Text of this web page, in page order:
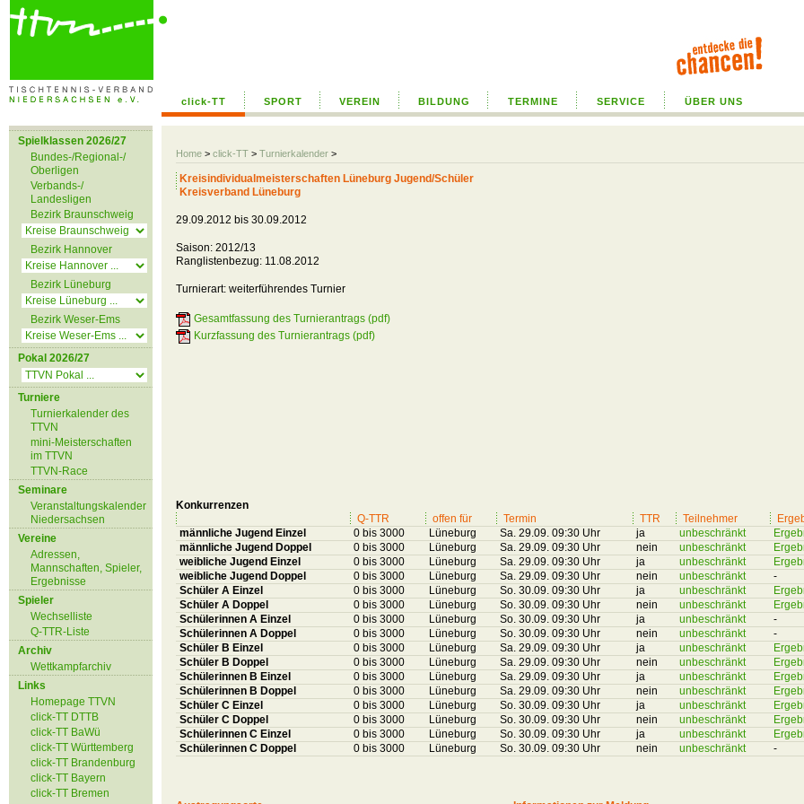
click-TT SPORT VEREIN BILDUNG TERMINE SERVICE ÜBER UNS
Home > click-TT > Turnierkalender >
Spielklassen 2026/27
Bundes-/Regional-/
Oberligen
Verbands-/
Landesligen
Bezirk Braunschweig
Bezirk Hannover
Bezirk Lüneburg
Bezirk Weser-Ems
Pokal 2026/27
Turniere
Turnierkalender des
TTVN
mini-Meisterschaften
im TTVN
TTVN-Race
Seminare
Veranstaltungskalender
Niedersachsen
Vereine
Adressen,
Mannschaften, Spieler,
Ergebnisse
Spieler
Wechselliste
Q-TTR-Liste
Archiv
Wettkampfarchiv
Links
Homepage TTVN
click-TT DTTB
click-TT BaWü
click-TT Württemberg
click-TT Brandenburg
click-TT Bayern
click-TT Bremen
Kreisindividualmeisterschaften Lüneburg Jugend/Schüler
Kreisverband Lüneburg
29.09.2012 bis 30.09.2012
Saison: 2012/13
Ranglistenbezug: 11.08.2012
Turnierart: weiterführendes Turnier
Gesamtfassung des Turnierantrags (pdf)
Kurzfassung des Turnierantrags (pdf)
Konkurrenzen
Q-TTR
offen für Termin TTR Teilnehmer
männliche Jugend Einzel
0 bis 3000 Lüneburg Sa. 29.09. 09:30 Uhr ja unbeschränkt
männliche Jugend Doppel
0 bis 3000 Lüneburg Sa. 29.09. 09:30 Uhr nein unbeschränkt
weibliche Jugend Einzel
0 bis 3000 Lüneburg Sa. 29.09. 09:30 Uhr ja unbeschränkt
weibliche Jugend Doppel
0 bis 3000 Lüneburg Sa. 29.09. 09:30 Uhr nein unbeschränkt
-
Schüler A Einzel
0 bis 3000 Lüneburg So. 30.09. 09:30 Uhr ja unbeschränkt
Schüler A Doppel
0 bis 3000 Lüneburg So. 30.09. 09:30 Uhr nein unbeschränkt
Schülerinnen A Einzel
0 bis 3000 Lüneburg So. 30.09. 09:30 Uhr ja unbeschränkt
-
Schülerinnen A Doppel
0 bis 3000 Lüneburg So. 30.09. 09:30 Uhr nein unbeschränkt
-
Schüler B Einzel
0 bis 3000 Lüneburg Sa. 29.09. 09:30 Uhr ja unbeschränkt
Schüler B Doppel
0 bis 3000 Lüneburg Sa. 29.09. 09:30 Uhr nein unbeschränkt
Schülerinnen B Einzel
0 bis 3000 Lüneburg Sa. 29.09. 09:30 Uhr ja unbeschränkt
Schülerinnen B Doppel
0 bis 3000 Lüneburg Sa. 29.09. 09:30 Uhr nein unbeschränkt
Schüler C Einzel
0 bis 3000 Lüneburg So. 30.09. 09:30 Uhr ja unbeschränkt
Schüler C Doppel
0 bis 3000 Lüneburg So. 30.09. 09:30 Uhr nein unbeschränkt
Schülerinnen C Einzel
0 bis 3000 Lüneburg So. 30.09. 09:30 Uhr ja unbeschränkt
Schülerinnen C Doppel
0 bis 3000 Lüneburg So. 30.09. 09:30 Uhr nein unbeschränkt -